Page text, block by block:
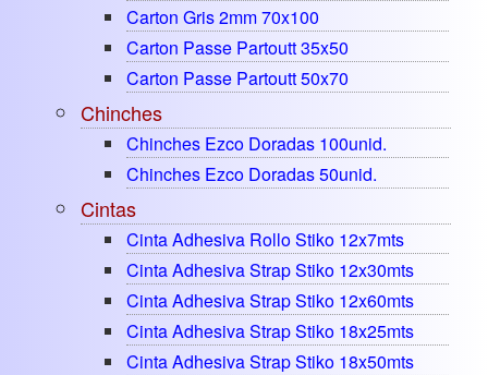
Carton Gris 2mm 70x100
Carton Passe Partoutt 35x50
Carton Passe Partoutt 50x70
Chinches
Chinches Ezco Doradas 100unid.
Chinches Ezco Doradas 50unid.
Cintas
Cinta Adhesiva Rollo Stiko 12x7mts
Cinta Adhesiva Strap Stiko 12x30mts
Cinta Adhesiva Strap Stiko 12x60mts
Cinta Adhesiva Strap Stiko 18x25mts
Cinta Adhesiva Strap Stiko 18x50mts